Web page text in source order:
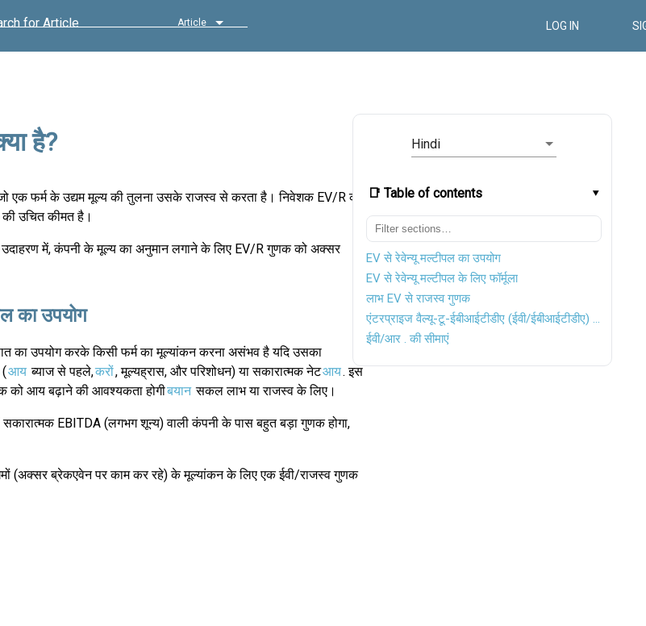
for Article Article LOG IN
Hindi
📑 Table of contents
EV से रेवेन्यू मल्टीपल का उपयोग
EV से रेवेन्यू मल्टीपल के लिए फॉर्मूला
लाभ EV से राजस्व गुणक
एंटरप्राइज वैल्यू-टू-ईबीआईटीडीए (ईवी/ईबीआईटीडीए) और एंटरप्राइज वैल्यू-टू-राजस्व (ईवी/आर) गुणकों के बीच अंतर
ईवी/आर . की सीमाएं
है?
एक फर्म के उद्यम मूल्य की तुलना उसके राजस्व से करता है। निवेशक EV/R का
उचित कीमत है।
में, कंपनी के मूल्य का अनुमान लगाने के लिए EV/R गुणक को अक्सर
का उपयोग
का उपयोग करके किसी फर्म का मूल्यांकन करना असंभव है यदि उसका
(आय ब्याज से पहले,करों, मूल्यह्रास, और परिशोधन) या सकारात्मक नेटआय. इस
को आय बढ़ाने की आवश्यकता होगीबयान सकल लाभ या राजस्व के लिए।
EBITDA (लगभग शून्य) वाली कंपनी के पास बहुत बड़ा गुणक होगा,
(अक्सर ब्रेकएवेन पर काम कर रहे) के मूल्यांकन के लिए एक ईवी/राजस्व गुणक